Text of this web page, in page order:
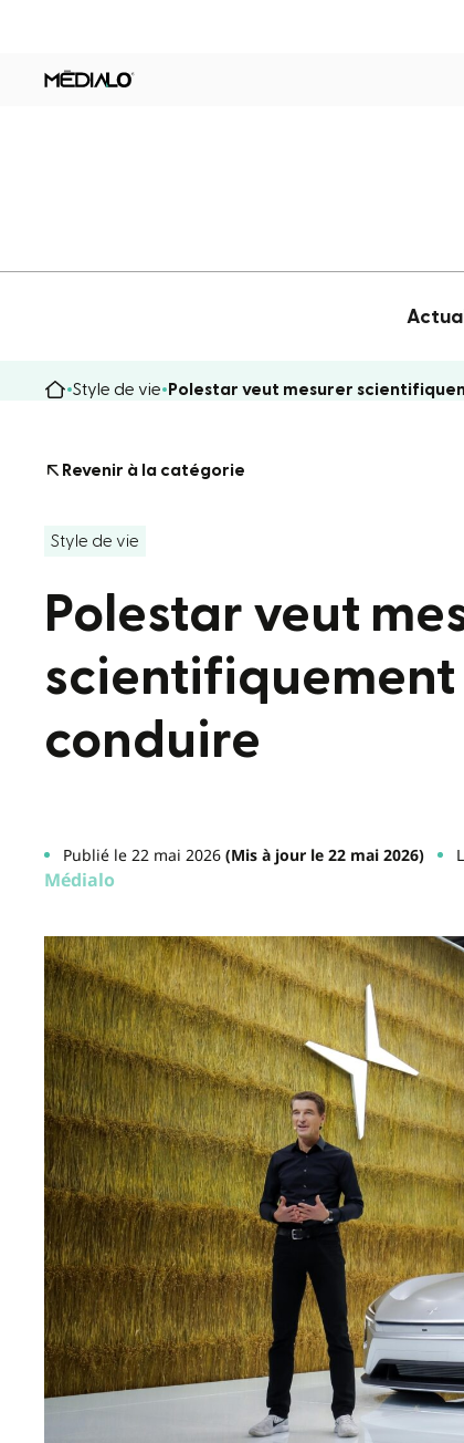
Style de vie Polestar veut mesurer
Revenir à la catégorie
Style de vie
Polestar veut
scientifiquement
conduire
Publié le 22 mai 2026(Mis à jour le 22 mai 2026)
Médialo